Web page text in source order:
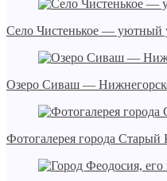
Село Чистенькое — уютный
Озеро Сиваш —
Фотогалерея города Старый